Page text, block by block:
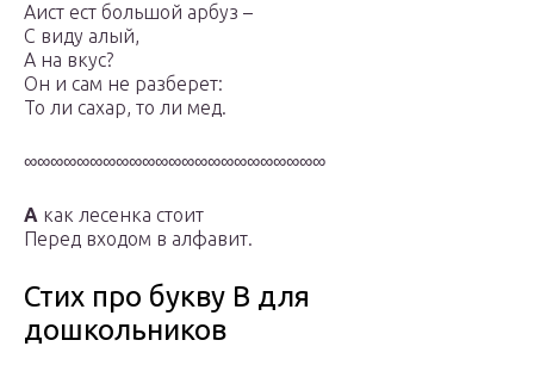
Аист ест большой арбуз –
С виду алый,
А на вкус?
Он и сам не разберет:
То ли сахар, то ли мед.
∞∞∞∞∞∞∞∞∞∞∞∞∞∞∞∞∞∞∞∞∞∞∞
А как лесенка стоит
Перед входом в алфавит.
Стих про букву В для
дошкольников